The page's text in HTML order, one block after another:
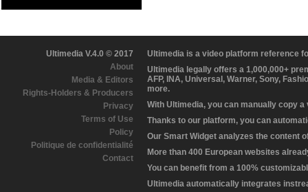
Ultimedia V.4.0 © 2017
About
Media & Editors
Rights-Holders & Producers
Privacy
Terms of Use
Policy
Politique de confidentialité
Contact
Ultimedia is a video platform reference
Ultimedia legally offers a 1,000,000+
AFP, INA, Universal, Warner, Sony,
more.
With Ultimedia, you can manually copy
Thanks to our platform, you can
Our Smart Widget analyzes the content
More than 400 European websites
You can benefit from a 100%
Ultimedia automatically integrates